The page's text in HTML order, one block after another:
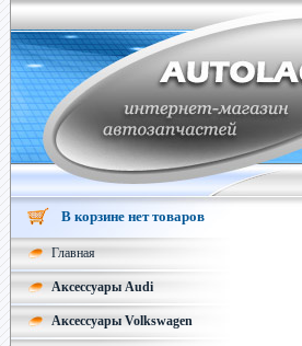
В корзине нет товаров
Главная
Аксессуары Audi
Аксессуары Volkswagen